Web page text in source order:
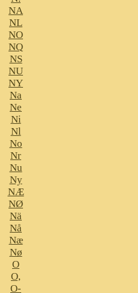
NA
NL
NO
NQ
NS
NU
NY
Na
Ne
Ni
Nl
No
Nr
Nu
Ny
NÆ
NØ
Nä
Nå
Næ
Nø
O
O,
O-